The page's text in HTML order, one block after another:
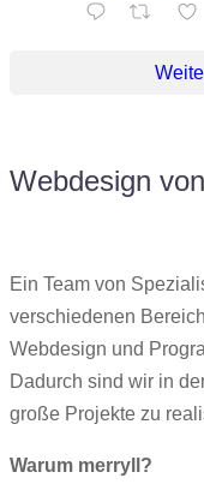
Webdesign
Ein Team von
verschiedenen
Webdesign und
Dadurch sind wir in
große Projekte zu
Warum merryll?